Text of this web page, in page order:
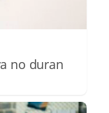
no duran